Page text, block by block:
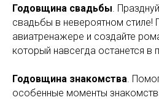
Годовщина свадьбы.
свадьбы в невероятном стиле!
авиатренажере и создайте
который навсегда останется в
Годовщина знакомства.
особенные моменты